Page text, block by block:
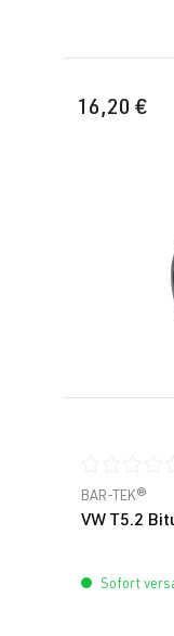
16,20 €
BAR-TEK®
VW T5.2
Sofort